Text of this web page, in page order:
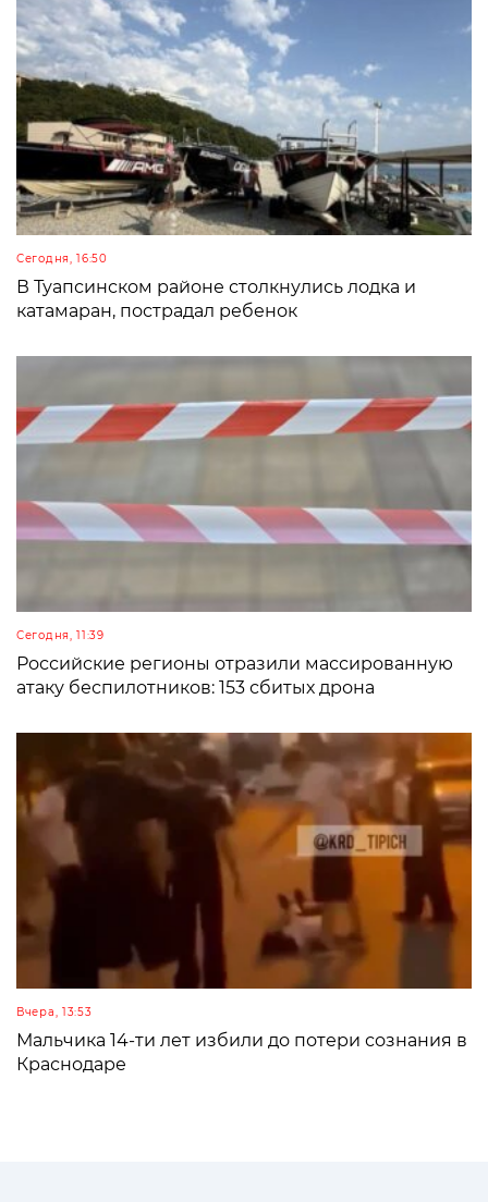
Сегодня, 16:50
В Туапсинском районе столкнулись лодка и
катамаран, пострадал ребенок
Сегодня, 11:39
Российские регионы отразили массированную
атаку беспилотников: 153 сбитых дрона
Вчера, 13:53
Мальчика 14-ти лет избили до потери сознания в
Краснодаре